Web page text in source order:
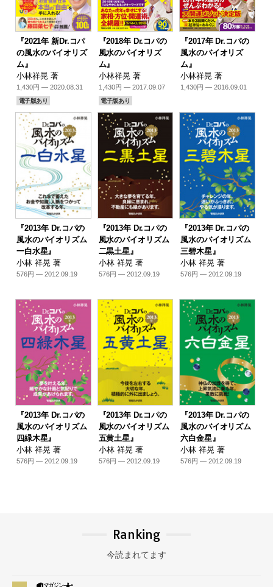
『2021年 新Dr.コパ
の風水のバイオリズ
ム』
小林祥晃 著
1,430円 — 2020.08.31
電子版あり
『2018年 Dr.コパの
風水のバイオリズ
ム』
小林祥晃 著
1,430円 — 2017.09.07
電子版あり
『2017年 Dr.コパの
風水のバイオリズ
ム』
小林祥晃 著
1,430円 — 2016.09.01
『2013年 Dr.コパの
風水のバイオリズム
一白水星』
小林 祥晃 著
576円 — 2012.09.19
『2013年 Dr.コパの
風水のバイオリズム
二黒土星』
小林 祥晃 著
576円 — 2012.09.19
『2013年 Dr.コパの
風水のバイオリズム
三碧木星』
小林 祥晃 著
576円 — 2012.09.19
『2013年 Dr.コパの
風水のバイオリズム
四緑木星』
小林 祥晃 著
576円 — 2012.09.19
『2013年 Dr.コパの
風水のバイオリズム
五黄土星』
小林 祥晃 著
576円 — 2012.09.19
『2013年 Dr.コパの
風水のバイオリズム
六白金星』
小林 祥晃 著
576円 — 2012.09.19
Ranking
今読まれてます